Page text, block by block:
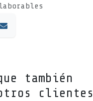
también
otros clientes